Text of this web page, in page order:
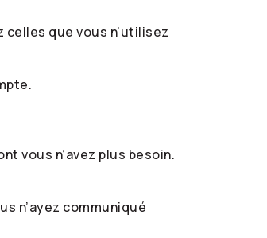
que vous n’utilisez
vous n’avez plus besoin.
n’ayez communiqué